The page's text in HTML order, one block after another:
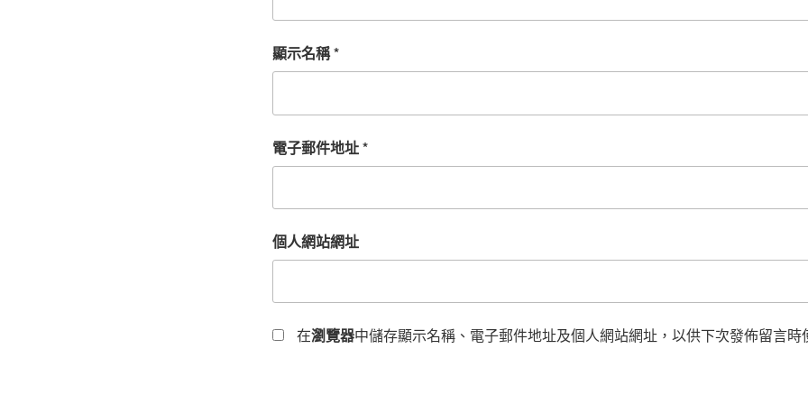
顯示名稱*
電子郵件地址*
個人網站網址
在瀏覽器中儲存顯示名稱、電子郵件地址及個人網站網址，以供下次發佈留言時